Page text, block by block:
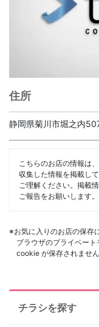
住所
静岡県菊川市堀之内
こちらのお店の情報は
収集した情報を掲載し
ご理解ください。掲載
ご報告をお願いします。
※お気に入りのお店の保存
ブラウザのプライベー
cookie が保存されませ
チラシを探す